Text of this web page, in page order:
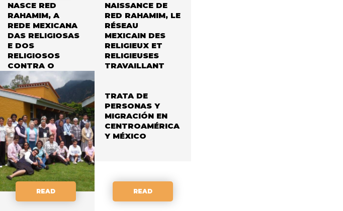
NASCE RED
RAHAMIM, A
REDE MEXICANA
DAS RELIGIOSAS
E DOS
RELIGIOSOS
CONTRA O
TRÁFICO DE
PESSOAS
NAISSANCE DE
RED RAHAMIM, LE
RÉSEAU
MEXICAIN DES
RELIGIEUX ET
RELIGIEUSES
TRAVAILLANT
PERSONNES
READ READ
TRATA DE
PERSONAS Y
MIGRACIÓN EN
CENTROAMÉRICA
Y MÉXICO